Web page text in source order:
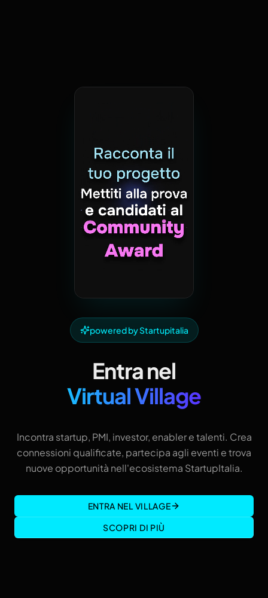
powered by Startupitalia
Entra nel
Virtual Village
Incontra startup, PMI, investor, enabler e talenti. Crea
connessioni qualificate, partecipa agli eventi e trova
nuove opportunità nell'ecosistema StartupItalia.
ENTRA NEL VILLAGE
SCOPRI DI PIÙ